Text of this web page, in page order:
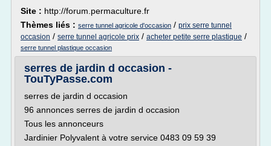
Site : http://forum.permaculture.fr
Thèmes liés : serre tunnel agricole d'occasion / prix serre tunnel
occasion / serre tunnel agricole prix / acheter petite serre plastique /
serre tunnel plastique occasion
serres de jardin d occasion -
TouTyPasse.com
serres de jardin d occasion
96 annonces serres de jardin d occasion
Tous les annonceurs
Jardinier Polyvalent à votre service 0483 09 59 39